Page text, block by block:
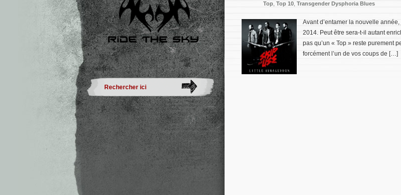
Top Top 10 Transgender Dysphoria Blues
Avant d’entamer la nouvelle
2014. Peut être sera-t-il autant
pas qu’un « Top » reste purement
forcément l’un de vos coups de […]